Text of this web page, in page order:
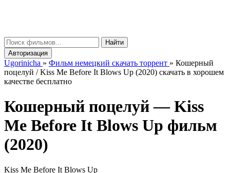
Найти
Авторизация
Ugorinicha » Фильм немецкий скачать торрент » Кошерный
поцелуй / Kiss Me Before It Blows Up (2020) скачать в хорошем
качестве бесплатно
Кошерный поцелуй —Kiss
Me Before It Blows Up фильм
(2020)
Kiss Me Before It Blows Up